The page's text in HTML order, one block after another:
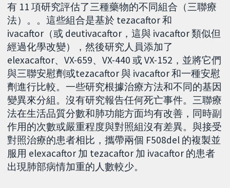
有 11 項研究評估了三種藥物的不同組合（三聯療
法）。。這些組合是基於 tezacaftor 和
ivacaftor（或 deutivacaftor，這與 ivacaftor 類似但
經過化學改變），然後研究人員添加了
elexacaftor、VX-659、VX-440 或 VX-152，並將它們
與三聯安慰劑或tezacaftor 與 ivacaftor 和一種安慰
劑進行比較。一些研究根據治療方法和不同的基因
變異來分組。沒有研究報告任何死亡事件。三聯療
法在生活品質分數和肺功能方面均有改善，同時副
作用的次數或嚴重程度與對照組沒有差異。與接受
對照治療的患者相比，攜帶兩個 F508del 的複製並
服用 elexacaftor 加 tezacaftor 加 ivacaftor 的患者
出現肺部病情加重的人數較少。